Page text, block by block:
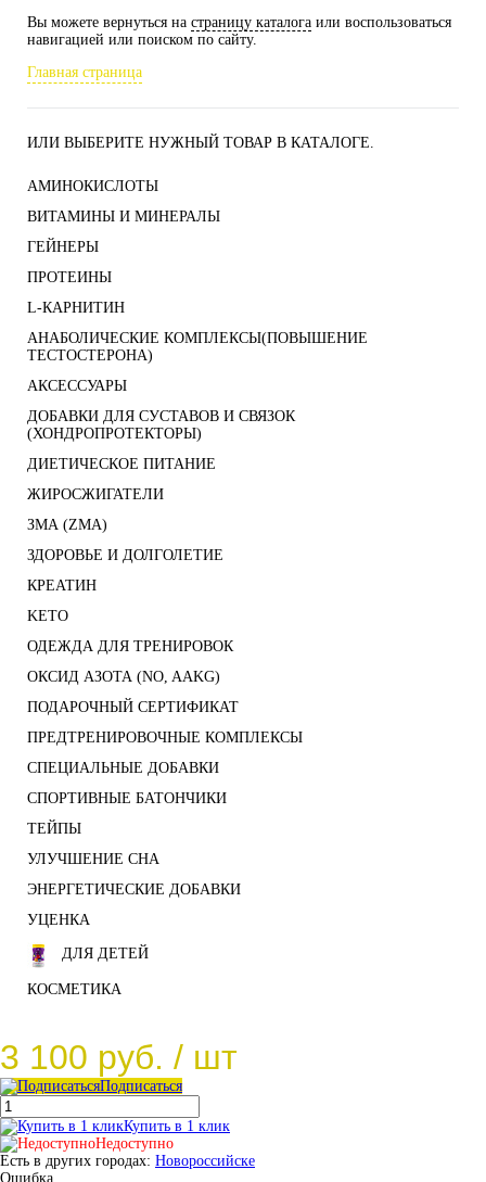
Вы можете вернуться на страницу каталога или воспользоваться
навигацией или поиском по сайту.
Главная страница
ИЛИ ВЫБЕРИТЕ НУЖНЫЙ ТОВАР В КАТАЛОГЕ.
АМИНОКИСЛОТЫ
ВИТАМИНЫ И МИНЕРАЛЫ
ГЕЙНЕРЫ
ПРОТЕИНЫ
L-КАРНИТИН
АНАБОЛИЧЕСКИЕ КОМПЛЕКСЫ(ПОВЫШЕНИЕ
ТЕСТОСТЕРОНА)
АКСЕССУАРЫ
ДОБАВКИ ДЛЯ СУСТАВОВ И СВЯЗОК
(ХОНДРОПРОТЕКТОРЫ)
ДИЕТИЧЕСКОЕ ПИТАНИЕ
ЖИРОСЖИГАТЕЛИ
ЗМА (ZMA)
ЗДОРОВЬЕ И ДОЛГОЛЕТИЕ
КРЕАТИН
KETO
ОДЕЖДА ДЛЯ ТРЕНИРОВОК
ОКСИД АЗОТА (NO, AAKG)
ПОДАРОЧНЫЙ СЕРТИФИКАТ
ПРЕДТРЕНИРОВОЧНЫЕ КОМПЛЕКСЫ
СПЕЦИАЛЬНЫЕ ДОБАВКИ
СПОРТИВНЫЕ БАТОНЧИКИ
ТЕЙПЫ
УЛУЧШЕНИЕ СНА
ЭНЕРГЕТИЧЕСКИЕ ДОБАВКИ
УЦЕНКА
ДЛЯ ДЕТЕЙ
КОСМЕТИКА
3 100 руб. / шт
Подписаться
Купить в 1 клик
Недоступно
Есть в других городах: Новороссийске
Ошибка